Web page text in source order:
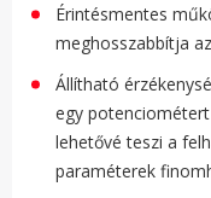
Érintésmentes
meghosszabbítja
Állítható
egy
lehetővé teszi a
paraméterek